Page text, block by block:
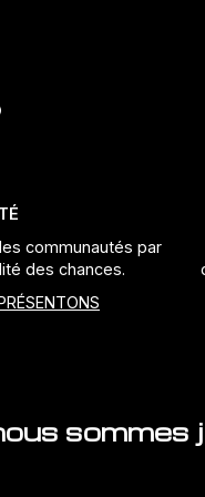
communautés par
des chances.
sommes